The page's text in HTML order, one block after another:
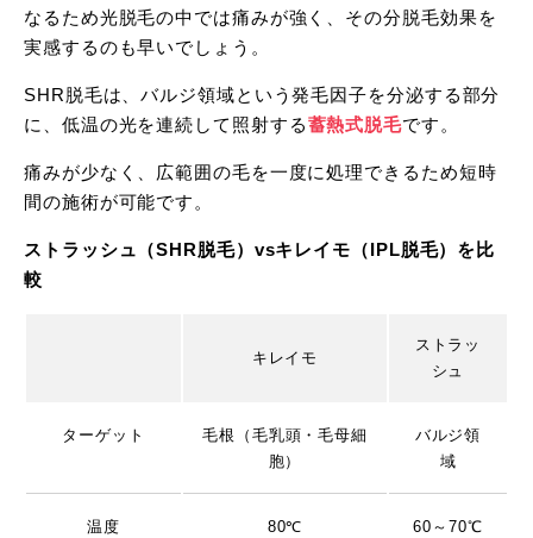
なるため光脱毛の中では痛みが強く、その分脱毛効果を
実感するのも早いでしょう。
SHR脱毛は、バルジ領域という発毛因子を分泌する部分
に、低温の光を連続して照射する蓄熱式脱毛です。
痛みが少なく、広範囲の毛を一度に処理できるため短時
間の施術が可能です。
ストラッシュ（SHR脱毛）vsキレイモ（IPL脱毛）を比
較
キレイモ
ストラッ
シュ
ターゲット
毛根（毛乳頭・毛母細
胞）
バルジ領
域
温度 80℃ 60～70℃